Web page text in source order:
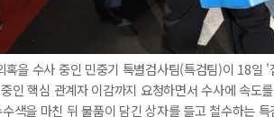
혹을 수사 중인 민중기 특별검사팀(특검팀)이 18일
인 핵심 관계자 이감까지 요청하면서 수사에 속도
색을 마친 뒤 물품이 담긴 상자를 들고 철수하는